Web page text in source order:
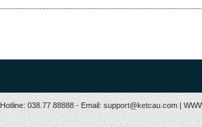
Hotline: 038.77 88888 - Email: support@ketcau.com |